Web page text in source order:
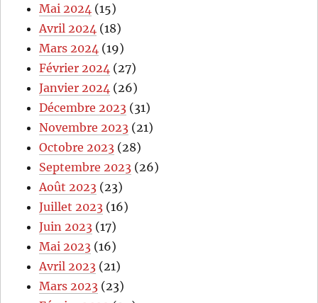
Mai 2024 (15)
Avril 2024 (18)
Mars 2024 (19)
Février 2024 (27)
Janvier 2024 (26)
Décembre 2023 (31)
Novembre 2023 (21)
Octobre 2023 (28)
Septembre 2023 (26)
Août 2023 (23)
Juillet 2023 (16)
Juin 2023 (17)
Mai 2023 (16)
Avril 2023 (21)
Mars 2023 (23)